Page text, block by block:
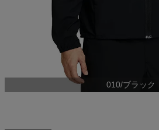
最近閲覧した商品
010/ブラック